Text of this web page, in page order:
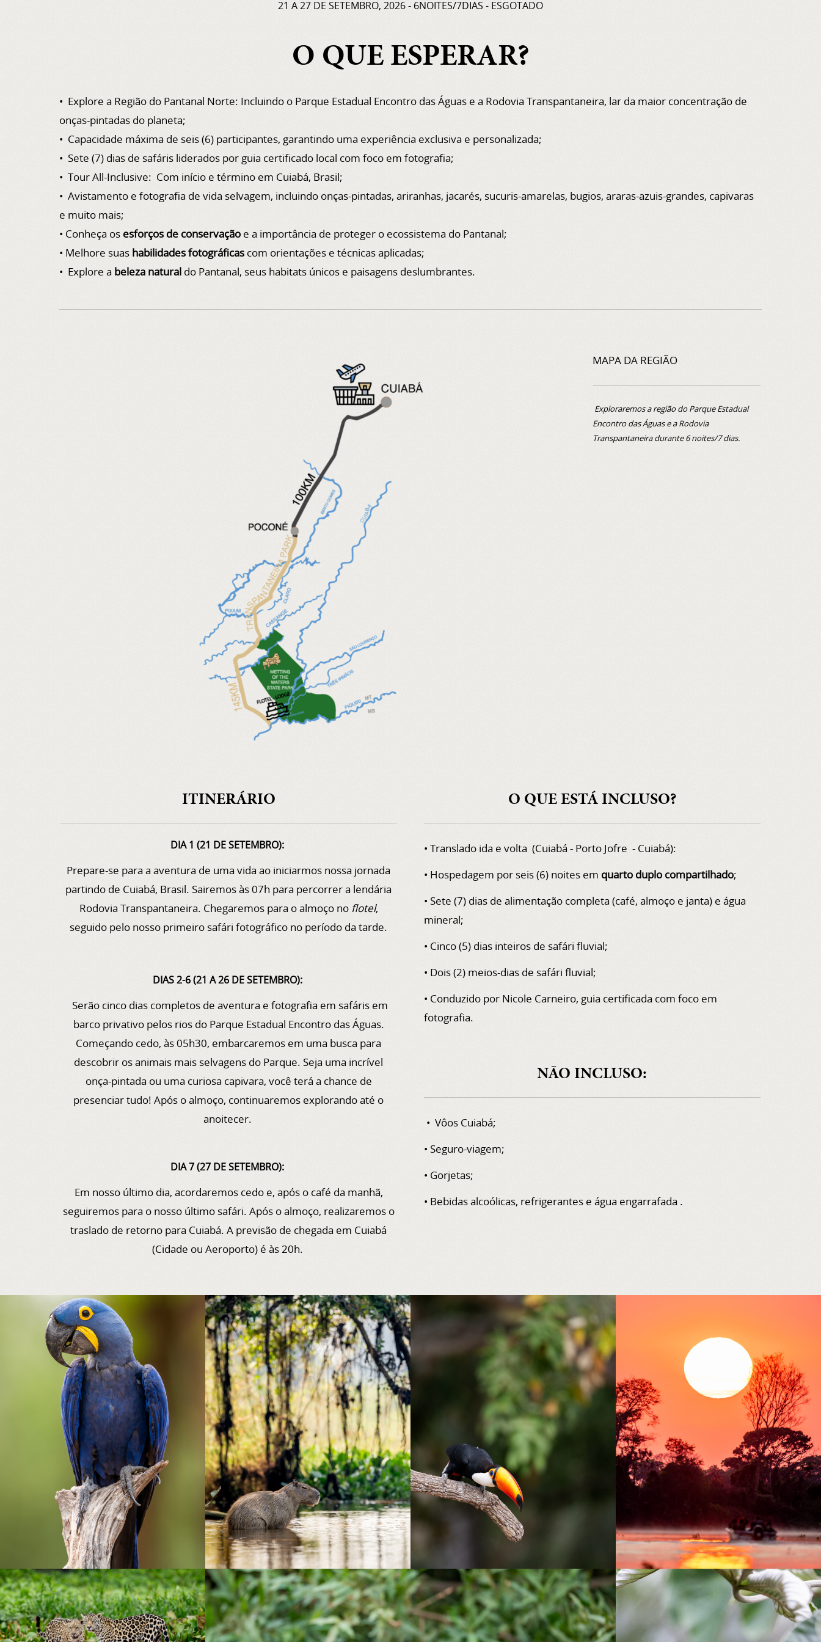
21 A 27 DE SETEMBRO, 2026 - 6NOITES/7DIAS - ESGOTADO
O QUE ESPERAR?
• Explore a Região do Pantanal Norte: Incluindo o Parque Estadual Encontro das Águas e a Rodovia Transpantaneira, lar da maior concentração de
onças-pintadas do planeta;
• Capacidade máxima de seis (6) participantes, garantindo uma experiência exclusiva e personalizada;
• Sete (7) dias de safáris liderados por guia certificado local com foco em fotografia;
• TourAll-Inclusive: Com início e término em Cuiabá, Brasil;
• Avistamento e fotografia de vida selvagem, incluindo onças-pintadas, ariranhas, jacarés, sucuris-amarelas, bugios, araras-azuis-grandes, capivaras
e muito mais;
• Conheça os esforços de conservação e a importância de proteger o ecossistema do Pantanal;
• Melhore suas habilidades fotográficas com orientações e técnicas aplicadas;
• Explore a beleza natural do Pantanal, seus habitats únicos e paisagens deslumbrantes.
MAPA DA REGIÃO
Exploraremos a região do Parque Estadual
Encontro das Águas e a Rodovia
Transpantaneira durante 6 noites/7 dias.
ITINERÁRIO
DIA 1 (21 DE SETEMBRO):
Prepare-se para a aventura de uma vida ao iniciarmos nossa jornada
partindo de Cuiabá, Brasil. Sairemos às 07h para percorrer a lendária
Rodovia Transpantaneira. Chegaremos para o almoço no flotel,
seguido pelo nosso primeiro safári fotográfico no período da tarde.
DIAS 2-6 (21 A 26 DE SETEMBRO):
Serão cinco dias completos de aventura e fotografia em safáris em
barco privativo pelos rios do Parque Estadual Encontro das Águas.
Começando cedo, às 05h30, embarcaremos em uma busca para
descobrir os animais mais selvagens do Parque. Seja uma incrível
onça-pintada ou uma curiosa capivara, você terá a chance de
presenciar tudo! Após o almoço, continuaremos explorando até o
anoitecer.
DIA 7 (27 DE SETEMBRO):
Em nosso último dia, acordaremos cedo e, após o café da manhã,
seguiremos para o nosso último safári. Após o almoço, realizaremos o
traslado de retorno para Cuiabá. A previsão de chegada em Cuiabá
(Cidade ou Aeroporto) é às 20h.
O QUE ESTÁ INCLUSO?
• Translado ida e volta (Cuiabá - Porto Jofre - Cuiabá):
• Hospedagem por seis (6) noites em quarto duplo compartilhado;
• Sete (7) dias de alimentação completa (café, almoço e janta) e água
mineral;
• Cinco (5) dias inteiros de safári fluvial;
• Dois (2) meios-dias de safári fluvial;
• Conduzido por Nicole Carneiro, guia certificada com foco em
fotografia.
NÃO INCLUSO:
• Vôos Cuiabá;
• Seguro-viagem;
• Gorjetas;
• Bebidas alcoólicas, refrigerantes e água engarrafada .